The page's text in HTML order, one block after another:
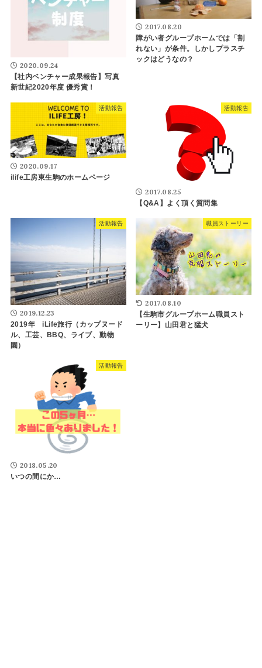
2020.09.24
【社内ベンチャー成果報告】写真
新世紀2020年度 優秀賞！
2017.08.20
障がい者グループホームでは「割
れない」が条件。しかしプラスチ
ックはどうなの？
活動報告
2020.09.17
ilife工房東生駒のホームページ
活動報告
2017.08.25
【Q&A】よく頂く質問集
活動報告
2019.12.23
2019年 iLife旅行（カップヌード
ル、工芸、BBQ、ライブ、動物
園）
職員ストーリー
2017.08.10
【生駒市グループホーム職員スト
ーリー】山田君と猛犬
活動報告
2018.05.20
いつの間にか…